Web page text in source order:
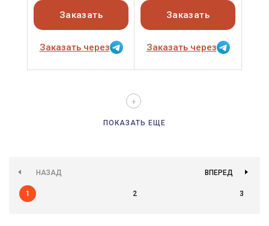
Заказать
Заказать через
Заказать
Заказать через
ПОКАЗАТЬ ЕЩЕ
НАЗАД
1 2 3
ВПЕРЕД